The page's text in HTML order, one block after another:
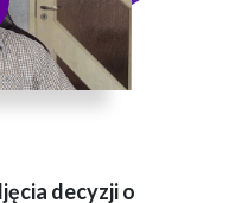
decyzji o